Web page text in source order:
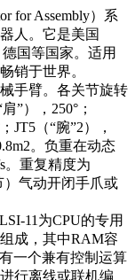
for Assembly）系
人。它是美国
国等国家。适用
销于世界。
手臂。各关节旋转
”），250°；
JT5（“腕”2），
。负重在动态
。重复精度为
）气动开闭手爪或
11为CPU的专用
成，其中RAM容
一个兼有控制运算
行离线或联机编